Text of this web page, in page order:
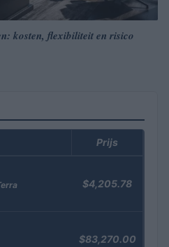
kosten, flexibiliteit en risico
Prijs
$4,205.78
$83,270.00